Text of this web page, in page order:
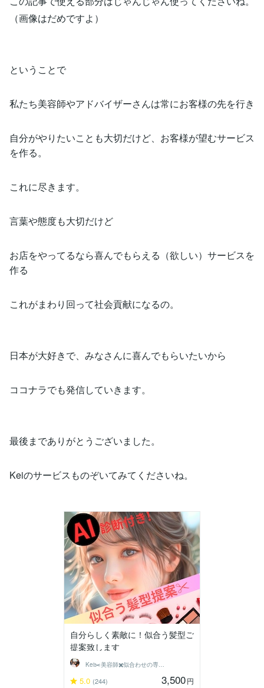
（画像はだめですよ）
ということで
私たち美容師やアドバイザーさんは常にお客様の先を行き
自分がやりたいことも大切だけど、お客様が望むサービス
を作る。
これに尽きます。
言葉や態度も大切だけど
お店をやってるなら喜んでもらえる（欲しい）サービスを
作る
これがまわり回って社会貢献になるの。
日本が大好きで、みなさんに喜んでもらいたいから
ココナラでも発信していきます。
最後までありがとうございました。
Keiのサービスものぞいてみてくださいね。
自分らしく素敵に！似合う髪型ご
提案致します
Kei✂️美容師✖️似合わせの専門家
5.0 (244) 3,500円